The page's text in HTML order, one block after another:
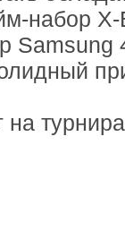
набор
Samsung